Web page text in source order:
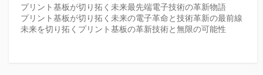
プリント基板が切り拓く未来最先端電子技術の革新物語
プリント基板が切り拓く未来の電子革命と技術革新の最前線
未来を切り拓くプリント基板の革新技術と無限の可能性